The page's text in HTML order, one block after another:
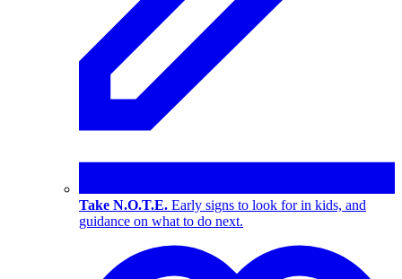
Take N.O.T.E. Early signs to look for in kids, and
guidance on what to do next.